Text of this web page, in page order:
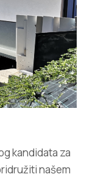
kandidata za
našem